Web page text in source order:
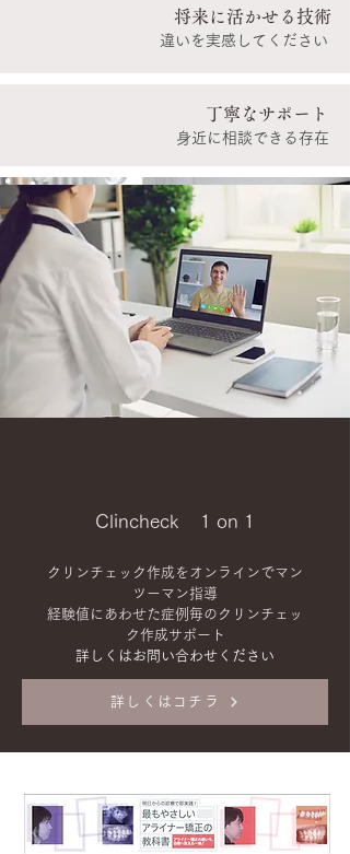
​​将来に活かせる技術
違いを実感してください
丁寧なサポート
​​身近に相談できる存在
Clincheck 1 on 1
クリンチェック作成をオンラインでマン
ツーマン指導
経験値にあわせた症例毎のクリンチェッ
ク作成サポート
​詳しくはお問い合わせください
詳しくはコチラ